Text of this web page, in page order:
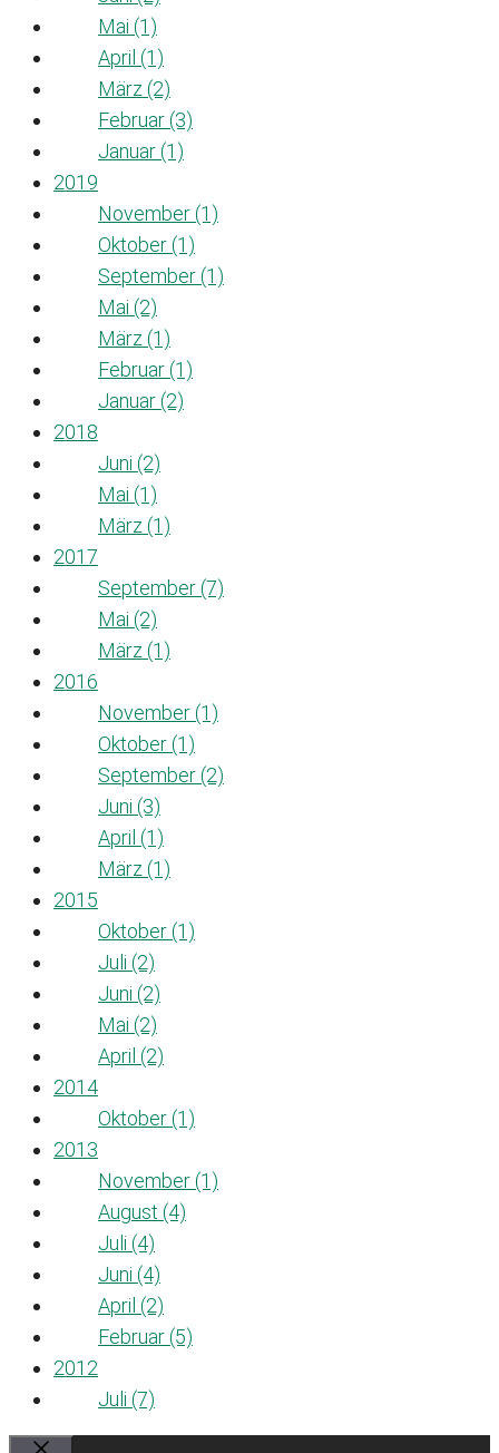
Mai (1)
April (1)
März (2)
Februar (3)
Januar (1)
2019
November (1)
Oktober (1)
September (1)
Mai (2)
März (1)
Februar (1)
Januar (2)
2018
Juni (2)
Mai (1)
März (1)
2017
September (7)
Mai (2)
März (1)
2016
November (1)
Oktober (1)
September (2)
Juni (3)
April (1)
März (1)
2015
Oktober (1)
Juli (2)
Juni (2)
Mai (2)
April (2)
2014
Oktober (1)
2013
November (1)
August (4)
Juli (4)
Juni (4)
April (2)
Februar (5)
2012
Juli (7)